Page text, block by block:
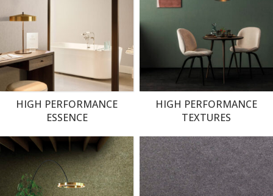
HIGH PERFORMANCE
ESSENCE
HIGH PERFORMANCE
TEXTURES